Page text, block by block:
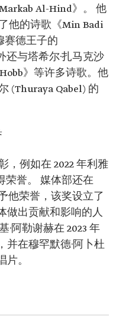
Al-Hind》。 他
他的诗歌《Min Badi
赛德王子的
还与塔希尔·扎马克沙
》等许多诗歌。他
(Thuraya Qabel) 的
，例如在 2022 年利雅
荣誉。 媒体部还在
他荣誉，该奖设立了
做出贡献和影响的人
·阿勒谢赫在 2023 年
并在穆罕默德·阿卜杜
。